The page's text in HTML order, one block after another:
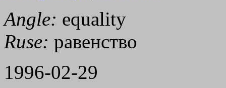
Angle: equality
Ruse: равенство
1996-02-29